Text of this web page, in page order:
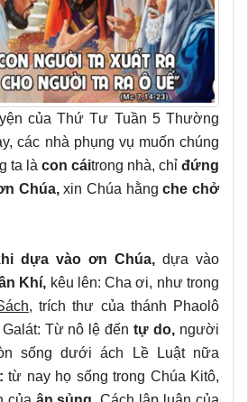
của Thứ Tư Tuần 5 Thường
các nhà phụng vụ muốn chúng
ta là con cáitrong nhà, chỉ đứng
Chúa,xin Chúa hằngche chở
dựa vào ơn Chúa, dựa vào
Khí, kêu lên: Cha ơi, như trong
, trích thư của thánh Phaolô
Từ nô lệ đếntự do, người
sống dưới ách Lề Luật nữa
từ nay họ sống trong Chúa Kitô,